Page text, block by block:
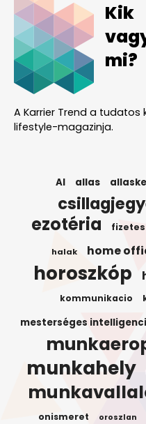
Kik
mi?
A Karrier Trend a tudatos
lifestyle-magazinja.
AI allas
ezotéria fizetes
halak home
horoszkóp
kommunikacio
mesterséges
munkahely
onismeret oroszlan